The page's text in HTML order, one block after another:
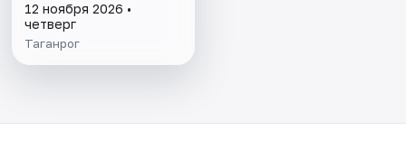
12 ноября 2026 •
четверг
Таганрог